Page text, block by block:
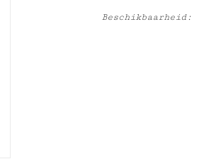
Beschikbaarheid: